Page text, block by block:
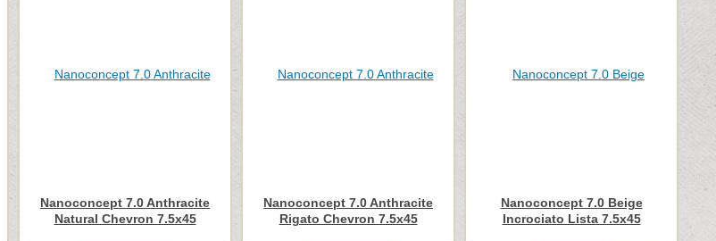
Nanoconcept 7.0 Anthracite
Natural Chevron 7.5x45
Nanoconcept 7.0 Anthracite
Rigato Chevron 7.5x45
Nanoconcept 7.0 Beige
Incrociato Lista 7.5x45